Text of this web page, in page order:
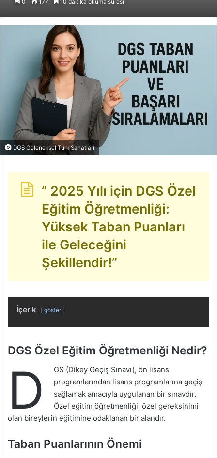
0 177 10 dakika okuma süresi
DGS Geleneksel Türk Sanatları
” 2025 Yılı için DGS Özel
Eğitim Öğretmenliği:
Yüksek Taban Puanları
ile Geleceğini
Şekillendir!”
İçerik göster
DGS Özel Eğitim Öğretmenliği Nedir?
D
GS (Dikey Geçiş Sınavı), ön lisans
programlarından lisans programlarına geçiş
sağlamak amacıyla uygulanan bir sınavdır.
Özel eğitim öğretmenliği, özel gereksinimi
olan bireylerin eğitimine odaklanan bir alandır.
Taban Puanlarının Önemi